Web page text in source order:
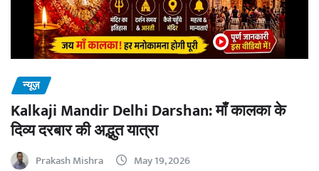
न्यूज़
Kalkaji Mandir Delhi Darshan: माँ कालका के
दिव्य दरबार की अद्भुत यात्रा
Prakash Mishra May 19, 2026